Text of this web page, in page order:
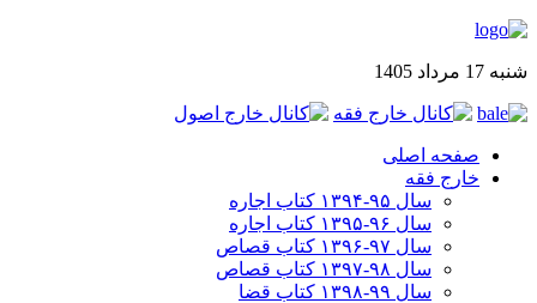
شنبه 17 مرداد 1405
صفحه اصلی
خارج فقه
سال ۹۵-۱۳۹۴ کتاب اجاره
سال ۹۶-۱۳۹۵ کتاب اجاره
سال ۹۷-۱۳۹۶ کتاب قصاص
سال ۹۸-۱۳۹۷ کتاب قصاص
سال ۹۹-۱۳۹۸‍ کتاب قضا